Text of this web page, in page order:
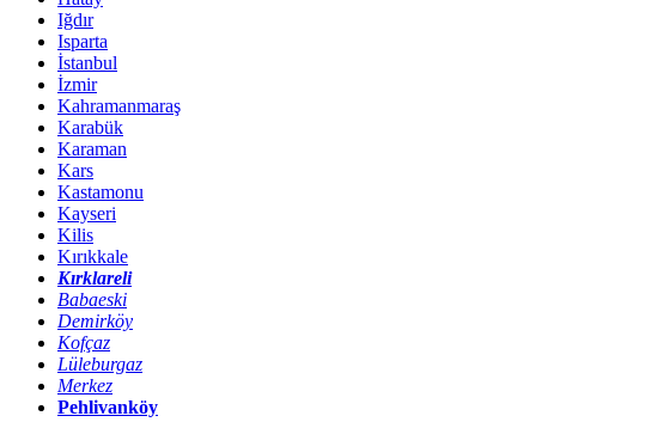
Iğdır
Isparta
İstanbul
İzmir
Kahramanmaraş
Karabük
Karaman
Kars
Kastamonu
Kayseri
Kilis
Kırıkkale
Kırklareli
Babaeski
Demirköy
Kofçaz
Lüleburgaz
Merkez
Pehlivanköy